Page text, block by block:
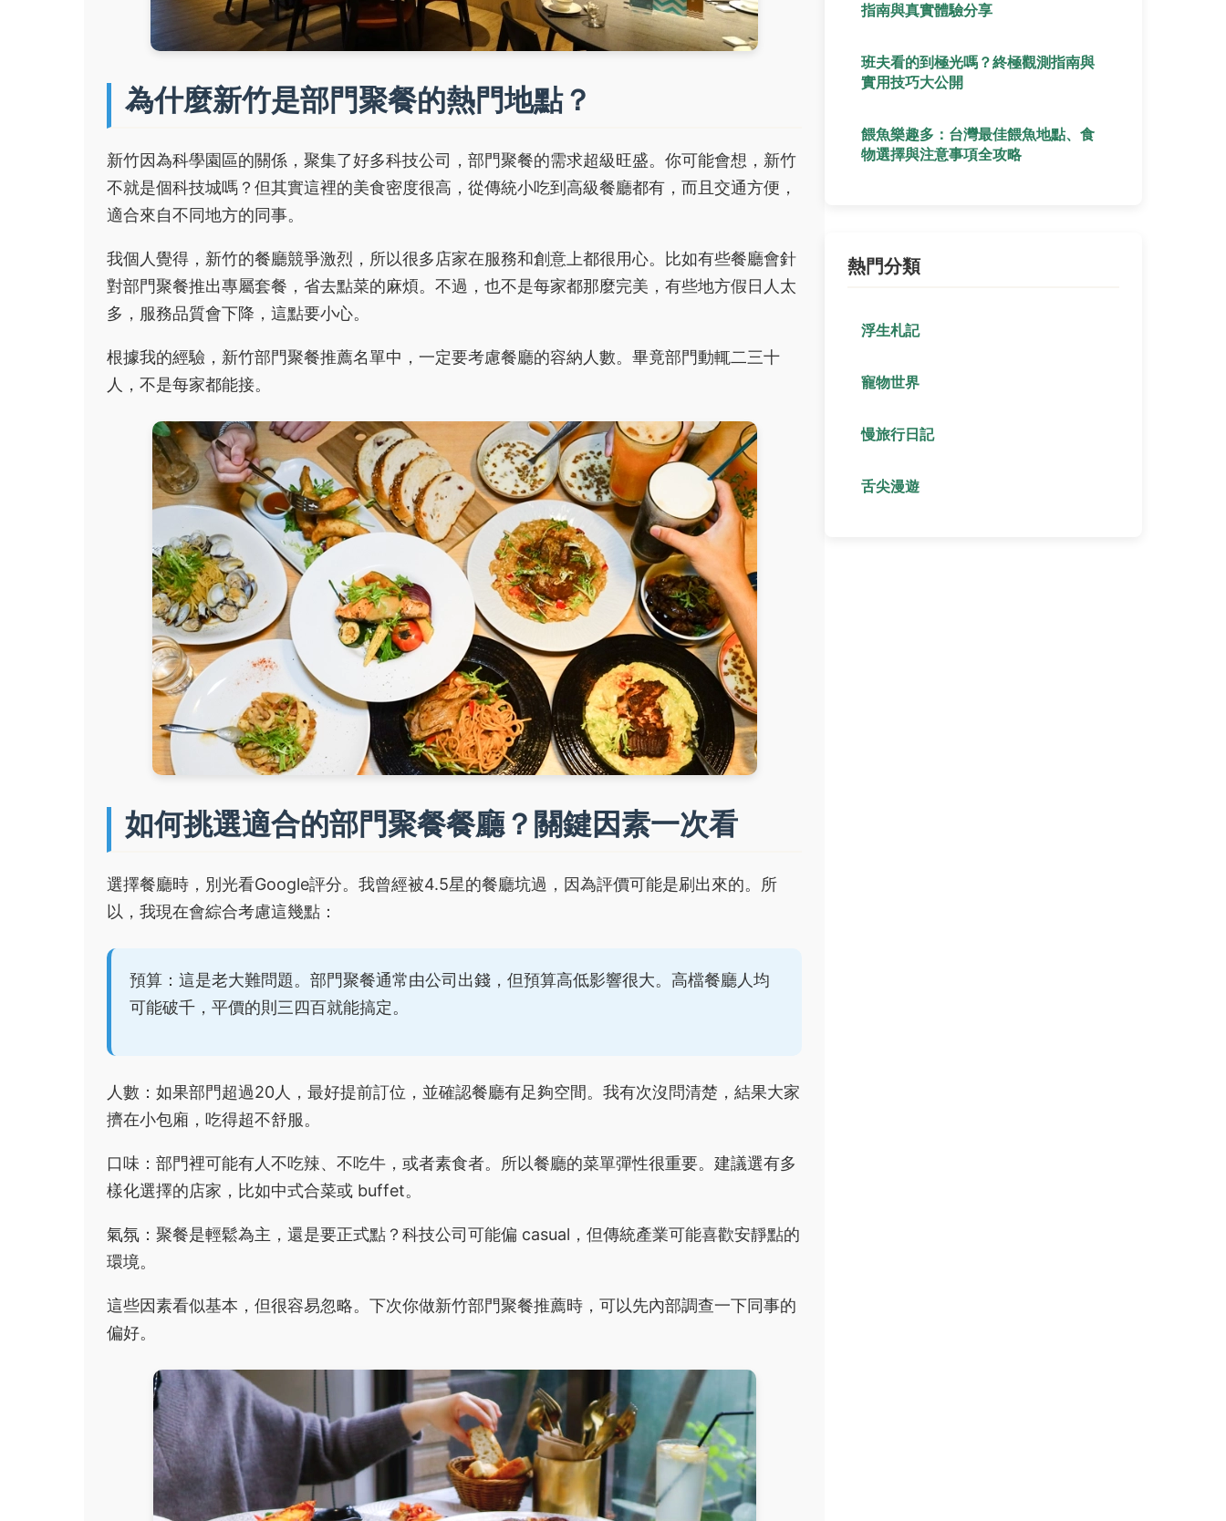
為什麼新竹是部門聚餐的熱門地點？
新竹因為科學園區的關係，聚集了好多科技公司，部門聚餐的需求超級旺盛。你可能會想，新竹
不就是個科技城嗎？但其實這裡的美食密度很高，從傳統小吃到高級餐廳都有，而且交通方便，
適合來自不同地方的同事。
我個人覺得，新竹的餐廳競爭激烈，所以很多店家在服務和創意上都很用心。比如有些餐廳會針
對部門聚餐推出專屬套餐，省去點菜的麻煩。不過，也不是每家都那麼完美，有些地方假日人太
多，服務品質會下降，這點要小心。
根據我的經驗，新竹部門聚餐推薦名單中，一定要考慮餐廳的容納人數。畢竟部門動輒二三十
人，不是每家都能接。
如何挑選適合的部門聚餐餐廳？關鍵因素一次看
選擇餐廳時，別光看Google評分。我曾經被4.5星的餐廳坑過，因為評價可能是刷出來的。所
以，我現在會綜合考慮這幾點：
預算：這是老大難問題。部門聚餐通常由公司出錢，但預算高低影響很大。高檔餐廳人均
可能破千，平價的則三四百就能搞定。
人數：如果部門超過20人，最好提前訂位，並確認餐廳有足夠空間。我有次沒問清楚，結果大家
擠在小包廂，吃得超不舒服。
口味：部門裡可能有人不吃辣、不吃牛，或者素食者。所以餐廳的菜單彈性很重要。建議選有多
樣化選擇的店家，比如中式合菜或 buffet。
氣氛：聚餐是輕鬆為主，還是要正式點？科技公司可能偏 casual，但傳統產業可能喜歡安靜點的
環境。
這些因素看似基本，但很容易忽略。下次你做新竹部門聚餐推薦時，可以先內部調查一下同事的
偏好。
指南與真實體驗分享
班夫看的到極光嗎？終極觀測指南與
實用技巧大公開
餵魚樂趣多：台灣最佳餵魚地點、食
物選擇與注意事項全攻略
熱門分類
浮生札記
寵物世界
慢旅行日記
舌尖漫遊